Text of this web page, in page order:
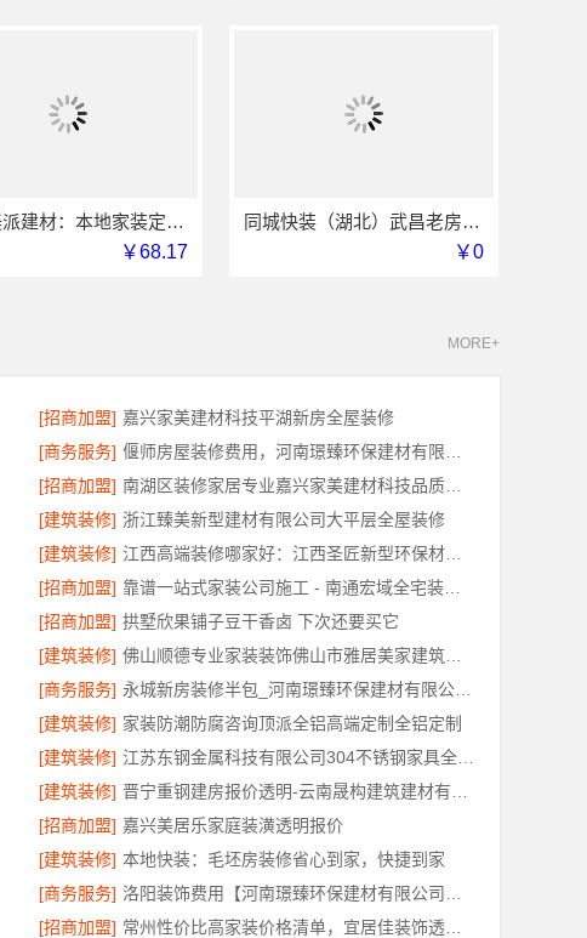
嘉兴美派建材：本地家装定制服务性价比高
￥68.17
同城快装（湖北）武昌老房北欧风装修省心
￥0
MORE+
[招商加盟] 嘉兴家美建材科技平湖新房全屋装修
[商务服务]
[招商加盟]
[建筑装修] 浙江臻美新型建材有限公司大平层全屋装修
[建筑装修]
[招商加盟]
[招商加盟] 拱墅欣果铺子豆干香卤 下次还要买它
[建筑装修]
[商务服务]
[建筑装修] 家装防潮防腐咨询顶派全铝高端定制全铝定制
[建筑装修]
[建筑装修]
[招商加盟] 嘉兴美居乐家庭装潢透明报价
[建筑装修] 本地快装：毛坯房装修省心到家，快捷到家
[商务服务]
[招商加盟]